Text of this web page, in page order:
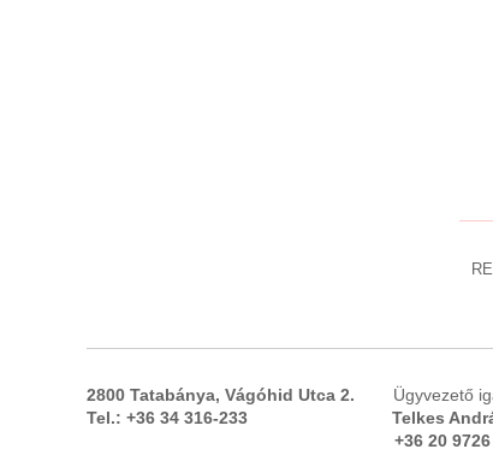
2800 Tatabánya, Vágóhid Utca 2.
Tel.: +36 34 316-233 Telkes
+36 20 9726 425